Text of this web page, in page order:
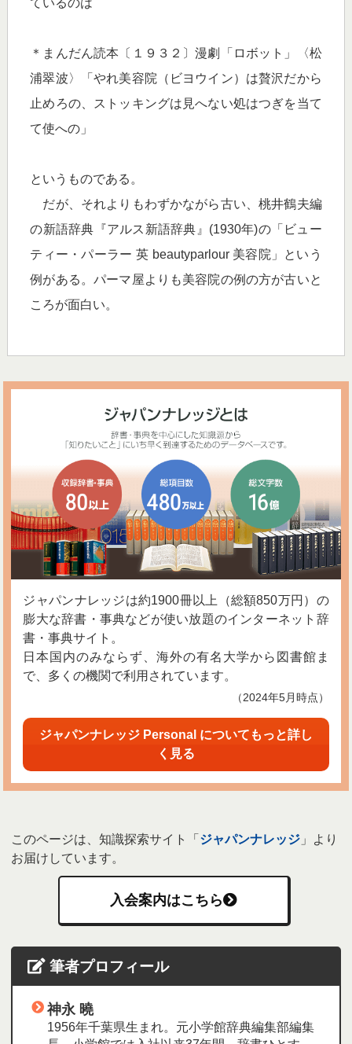
ているのは
＊まんだん読本〔１９３２〕漫劇「ロボット」〈松
浦翠波〉「やれ美容院（ビヨウイン）は贅沢だから
止めろの、ストッキングは見へない処はつぎを当て
て使への」
というものである。
だが、それよりもわずかながら古い、桃井鶴夫編
の新語辞典『アルス新語辞典』(1930年)の「ビュー
ティー・パーラー 英 beautyparlour 美容院」という
例がある。パーマ屋よりも美容院の例の方が古いと
ころが面白い。
ジャパンナレッジは約1900冊以上（総額850万円）の
膨大な辞書・事典などが使い放題のインターネット辞
書・事典サイト。
日本国内のみならず、海外の有名大学から図書館ま
で、多くの機関で利用されています。
（2024年5月時点）
ジャパンナレッジ Personal についてもっと詳し
く見る
このページは、知識探索サイト「 ジャパンナレッジ 」より
お届けしています。
入会案内はこちら
筆者プロフィール
神永 曉
1956年千葉県生まれ。元小学館辞典編集部編集